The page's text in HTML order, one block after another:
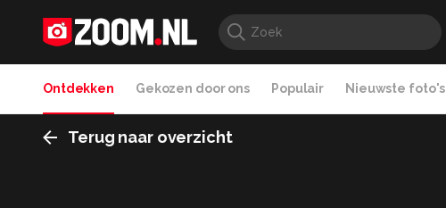
Ontdekken Gekozen door ons Populair Nieuwste foto's
Terug naar overzicht